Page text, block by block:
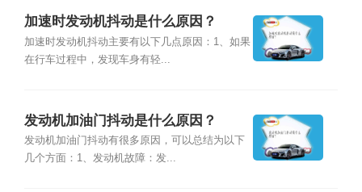
加速时发动机抖动是什么原因？
加速时发动机抖动主要有以下几点原因：1、如果
在行车过程中，发现车身有轻...
发动机加油门抖动是什么原因？
发动机加油门抖动有很多原因，可以总结为以下
几个方面：1、发动机故障：发...